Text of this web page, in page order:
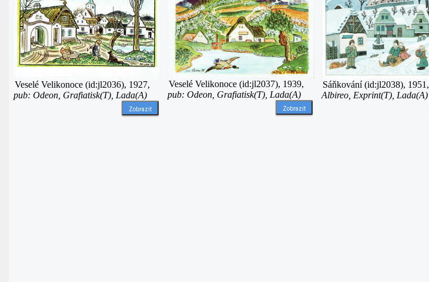
Veselé Velikonoce (id:jl2036), 1927,
pub: Odeon, Grafiatisk(T), Lada(A)
Zobrazit
Veselé Velikonoce (id:jl2037), 1939,
pub: Odeon, Grafiatisk(T), Lada(A)
Zobrazit
Sáňkování (id:jl2038), 1951,
Albireo, Exprint(T), Lada(A)